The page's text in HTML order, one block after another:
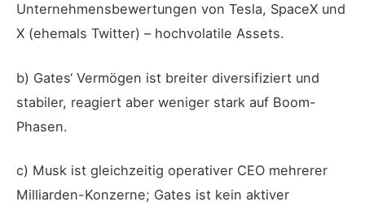
Unternehmensbewertungen von Tesla, SpaceX und
X (ehemals Twitter) – hochvolatile Assets.
b) Gates‘ Vermögen ist breiter diversifiziert und
stabiler, reagiert aber weniger stark auf Boom-
Phasen.
c) Musk ist gleichzeitig operativer CEO mehrerer
Milliarden-Konzerne; Gates ist kein aktiver